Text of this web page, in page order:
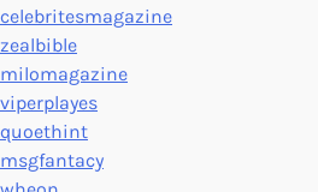
celebritesmagazine
zealbible
milomagazine
viperplayes
quoethint
msgfantacy